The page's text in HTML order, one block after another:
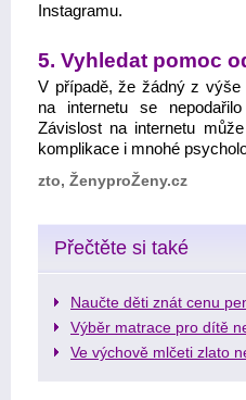
Instagramu.
5. Vyhledat pomoc
V případě, že žádný z výše
na internetu se
Závislost na internetu
komplikace i mnohé
zto, ŽenyproŽeny.cz
Přečtěte si také
Naučte děti znát cenu
Výběr matrace pro dítě
Ve výchově mlčeti zlato